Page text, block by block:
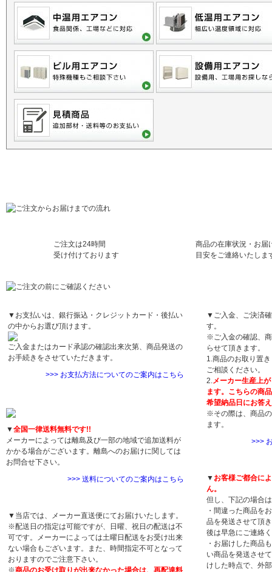
ご注文は24時間
受け付けております
商品の在庫状況・お届
目安をご連絡いたしま
▼お支払いは、銀行振込・クレジットカード・後払い
の中からお選び頂けます。
ご入金またはカード承認の確認出来次第、商品発送の
お手続きをさせていただきます。
>>> お支払方法についてのご案内はこちら
▼全国一律送料無料です!!
メーカーによっては離島及び一部の地域で追加送料が
かかる場合がございます。離島へのお届けに関しては
お問合せ下さい。
>>> 送料についてのご案内はこちら
▼当店では、メーカー直送便にてお届けいたします。
※配送日の指定は可能ですが、日曜、祝日の配送は不
可です。メーカーによっては土曜日配送をお受け出来
ない場合もございます。また、時間指定不可となって
おりますのでご注意下さい。
※商品のお受け取りが出来なかった場合は、再配達料
▼ご入金、ご決済
す。
※ご入金の確認、
らせて頂きます。
1.商品のお取り置
ご相談ください。
2.メーカー生産上
ます。こちらの商
希望納品日にお答
※その際は、商品
ます。
>>>
▼ お客様ご都合に
ん。
但し、下記の場合
・間違った商品を
品を発送させて頂
後は早急にご連絡
・お届けした商品
い商品を発送させ
けした時点で、外